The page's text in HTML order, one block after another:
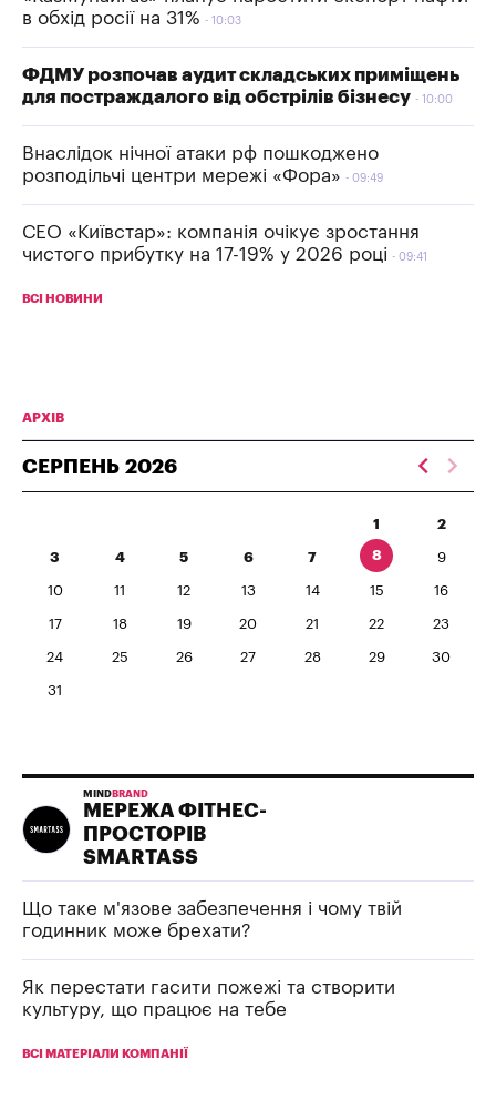
в обхід росії на 31%
10:03
ФДМУ розпочав аудит складських приміщень
для постраждалого від обстрілів бізнесу
10:00
Внаслідок нічної атаки рф пошкоджено
розподільчі центри мережі «Фора»
09:49
СЕО «Київстар»: компанія очікує зростання
чистого прибутку на 17-19% у 2026 році
09:41
ВСІ НОВИНИ
АРХІВ
СЕРПЕНЬ 2026
1 2
3 4 5 6 7 8 9
10 11 12 13 14 15 16
17 18 19 20 21 22 23
24 25 26 27 28 29 30
31
MIND BRAND
МЕРЕЖА ФІТНЕС-
ПРОСТОРІВ
SMARTASS
Що таке м'язове забезпечення і чому твій
годинник може брехати?
Як перестати гасити пожежі та створити
культуру, що працює на тебе
ВСІ МАТЕРІАЛИ КОМПАНІЇ